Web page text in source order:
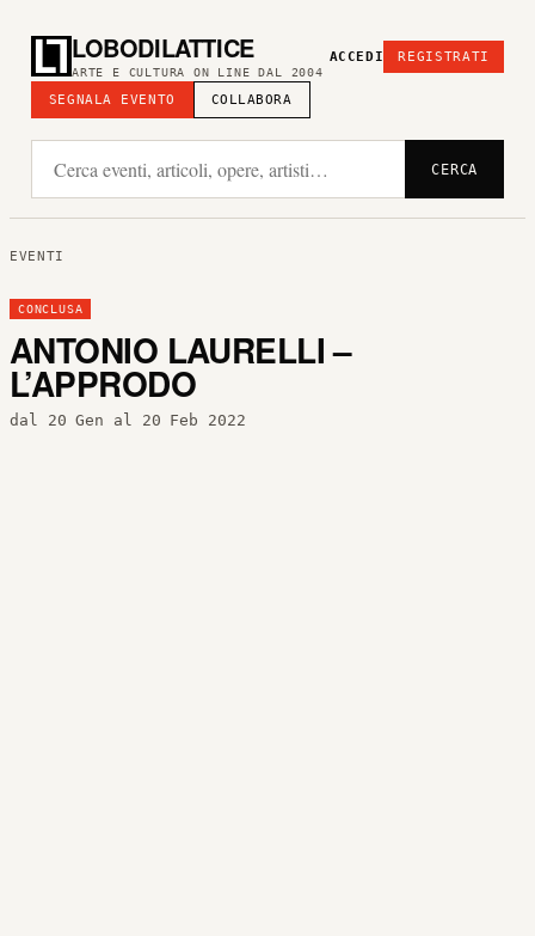
LOBODILATTICE
ARTE E CULTURA ON LINE DAL 2004
SEGNALA EVENTO COLLABORA
ACCEDI REGISTRATI
CERCA
EVENTI
CONCLUSA
ANTONIO LAURELLI –
L’APPRODO
dal 20 Gen al 20 Feb 2022